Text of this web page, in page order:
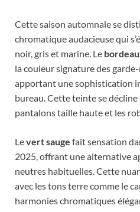
Cette saison automnale se
chromatique audacieuse qui
noir, gris et marine. Le
la couleur signature des
apportant une sophistication
bureau. Cette teinte se décline
pantalons taille haute et les
Levert sauge fait sensation
2025, offrant une alternative
neutres habituelles. Cette
avec les tons terre comme le
harmonies chromatiques